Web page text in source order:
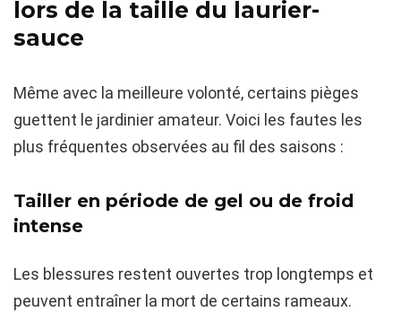
lors de la taille du laurier-
sauce
Même avec la meilleure volonté, certains pièges
guettent le jardinier amateur. Voici les fautes les
plus fréquentes observées au fil des saisons :
Tailler en période de gel ou de froid
intense
Les blessures restent ouvertes trop longtemps et
peuvent entraîner la mort de certains rameaux.